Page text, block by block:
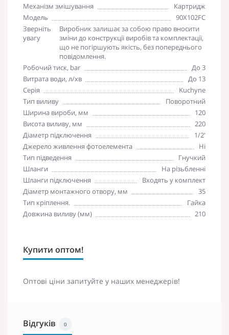
Механізм змішування
Картридж
Модель
90X102FC
Зверніть
увагу
Виробник залишає за собою право вносити
зміни до конструкції виробів та комплектації,
що не погіршують якість, без попереднього
повідомлення.
Робочий тиск, bar
До 3
Витрата води, л/хв
До 13
Серія
Kuchyne
Тип виливу
Поворотний
Ширина вироби, мм
120
Висота виливу, мм
220
Діаметр підключення
1/2'
Джерело живлення фотоелемента
Ні
Тип підведення
Гнучкий
Шланги
На різьбленні
Шланги підключення
Входять у комплект
Діаметр монтажного отвору, мм
35
Тип кріплення.
Гайка
Довжина виливу (мм)
210
Купити оптом!
Оптові ціни запитуйте у наших менеджерів!
Відгуків 0